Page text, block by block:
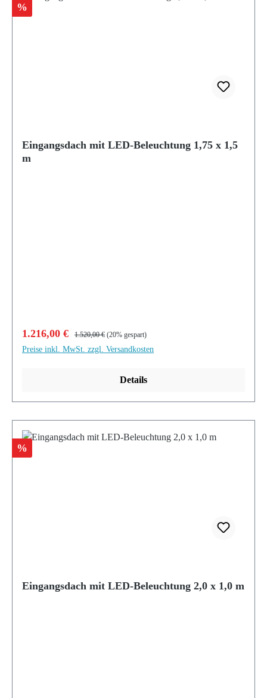
Rabatt
%
Eingangsdach mit LED-Beleuchtung 1,75 x 1,5
m
Verkaufspreis:
1.216,00 € Regulärer Preis:
1.520,00 € (20% gespart)
Preise inkl. MwSt. zzgl. Versandkosten
Details
Rabatt
%
Eingangsdach mit LED-Beleuchtung 2,0 x 1,0 m